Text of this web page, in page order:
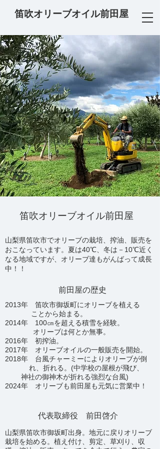
笛吹オリーブオイル前田屋
笛吹オリーブオイル前田屋
​山梨県笛吹市でオリーブの栽培、搾油、販売を
おこなっています。夏は40℃、冬は－10℃近く
なる地域ですが、オリーブ達もがんばって成長
中！！
​前田屋の歴史
2013年 笛吹市御坂町にオリーブを植える
ことから始まる。
2014年 100㎝を超える積雪を経験。
オリーブは何とか無事。
2016年 初搾油。
2017年 オリーブオイルの一般販売を開始。​
2018年 台風チャーミーによりオリーブが倒
れ、折れる。 (中学校の屋根が飛び、
神社の御神木が折れる強烈な台風)
​2024年 オリーブも前田屋も元気に営業中！​
​代表取締役 前田啓介
山梨県笛吹市御坂町出身。地元に戻りオリーブ
栽培を始める。 植え付け、剪定、草刈り、収